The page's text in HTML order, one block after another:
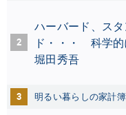
2
ハーバード、ス
ド・・・ 科学
堀田秀吾
3 明るい暮らしの家計